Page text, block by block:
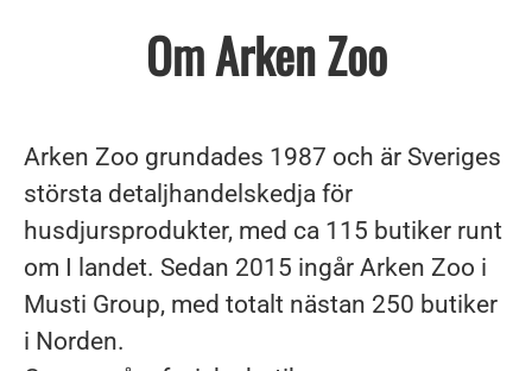
Om Arken Zoo
Arken Zoo grundades 1987 och är Sveriges
största detaljhandelskedja för
husdjursprodukter, med ca 115 butiker runt
om I landet. Sedan 2015 ingår Arken Zoo i
Musti Group, med totalt nästan 250 butiker
i Norden.